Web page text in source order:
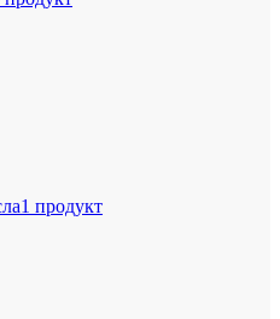
1 продукт